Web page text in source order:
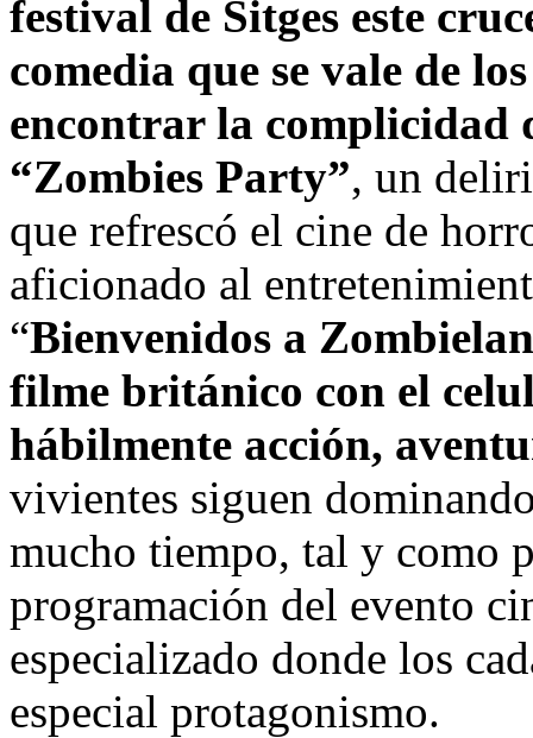
festival de Sitges este
comedia que se vale de
encontrar la complicidad
“Zombies Party”, un
que refrescó el cine de
aficionado al
“Bienvenidos a
filme británico con el
hábilmente acción,
vivientes siguen
mucho tiempo, tal y como
programación del evento
especializado donde los
especial protagonismo.